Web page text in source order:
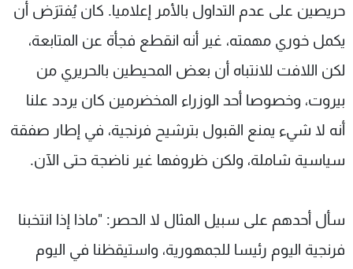
حريصين على عدم التداول بالأمر إعلاميا. كان يُفترَض أن
يكمل خوري مهمته، غير أنه انقطع فجأة عن المتابعة،
لكن اللافت للانتباه أن بعض المحيطين بالحريري من
بيروت، وخصوصا أحد الوزراء المخضرمين كان يردد علنا
أنه لا شيء يمنع القبول بترشيح فرنجية، في إطار صفقة
سياسية شاملة، ولكن ظروفها غير ناضجة حتى الآن.
سأل أحدهم على سبيل المثال لا الحصر: "ماذا إذا انتخبنا
فرنجية اليوم رئيسا للجمهورية، واستيقظنا في اليوم